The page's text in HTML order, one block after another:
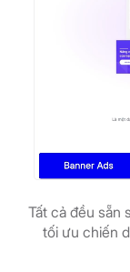
Tất cả đều sẵn
tối ưu chiến